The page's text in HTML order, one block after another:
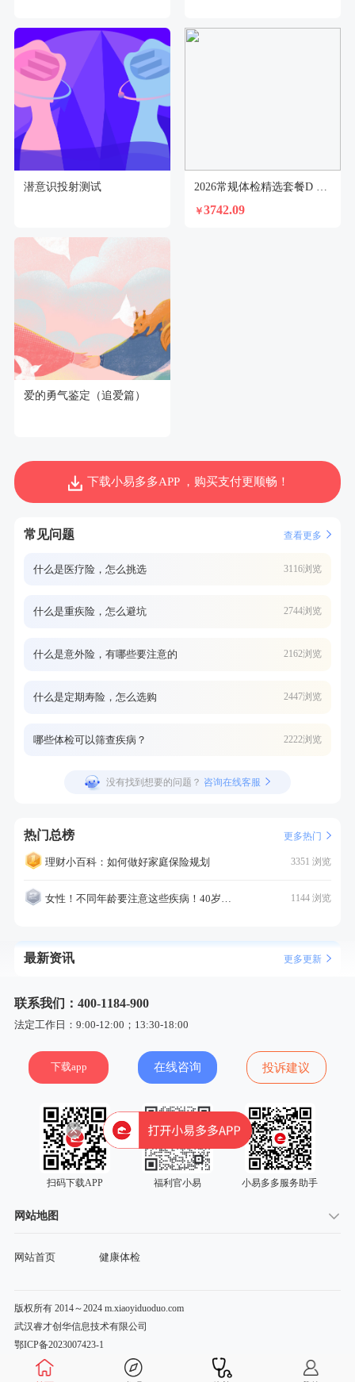
潜意识投射测试
￥3742.09
爱的勇气鉴定（追爱篇）
下载小易多多APP ，购买支付更顺畅！
常见问题 查看更多
什么是医疗险，怎么挑选 3116浏览
什么是重疾险，怎么避坑 2744浏览
什么是意外险，有哪些要注意的 2162浏览
什么是定期寿险，怎么选购 2447浏览
哪些体检可以筛查疾病？ 2222浏览
没有找到想要的问题？ 咨询在线客服
热门总榜 更多热门
理财小百科：如何做好家庭保险规划 3351 浏览
女性！不同年龄要注意这些疾病！40岁的这个疾病最需要注意！ 1144 浏览
最新资讯 更多更新
联系我们：400-1184-900
法定工作日：9:00-12:00；13:30-18:00
下载app 在线咨询 投诉建议
扫码下载APP 福利官小易 小易多多服务助手
网站地图
网站首页 健康体检
版权所有 2014～2024 m.xiaoyiduoduo.com
武汉睿才创华信息技术有限公司
鄂ICP备2023007423-1